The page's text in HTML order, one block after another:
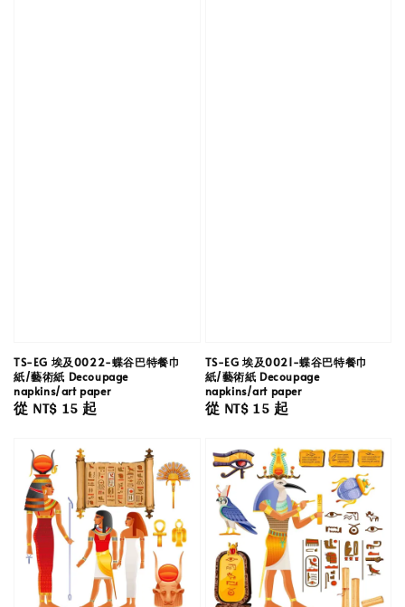
TS-EG 埃及0022-蝶谷巴特餐巾
紙/藝術紙 Decoupage
napkins/art paper
Regular
從 NT$ 15起
TS-EG 埃及0021-蝶谷巴特餐巾
紙/藝術紙 Decoupage
napkins/art paper
Regular
從 NT$ 15起